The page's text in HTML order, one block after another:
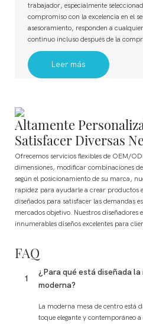
trabajador, especialmente
compromiso con la excelencia en el
asesoramiento, responden a
continuo incluso después de la
Leer más
Altamente
Satisfacer Diversas
Ofrecemos servicios flexibles de OEM/
dimensiones, modificar combinaciones
según el posicionamiento de su marca,
rapidez para ayudarle a crear productos
diseñados para satisfacer las demandas
mercados objetivo. Nuestros diseñadores
innumerables diseños excelentes para
FAQ
1
¿Para qué está diseñada la
moderna?
La moderna mesa de centro está
toque elegante y contemporáneo